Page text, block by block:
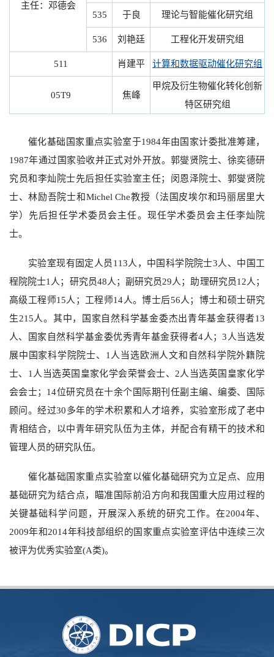
主任：邓德会
535 于良 理论与智能催化研究组
536 刘艳廷 工程化开发研究组
511 肖建平 计算和数据驱动催化研究组
05T9 焦峰
甲烷及衍生物催化转化创新
特区研究组
催化基础国家重点实验室于1984年由国家计委批准筹建，
1987年通过国家验收并正式对外开放。郭燮贤院士、徐奕德研
究员和李灿院士先后担任实验室主任；闵恩泽院士、郭燮贤院
士、林励吾院士和Michel Che教授（法国皮埃尔和玛丽居里大
学）先后担任学术委员会主任。现任学术委员会主任李灿院
士。
实验室现有固定人员113人，中国科学院院士3人、中国工
程院院士1人；研究员48人；副研究员29人；助理研究员12人；
高级工程师15人；工程师14人。博士后56人；博士和硕士研究
生215人。其中，国家自然科学基金委杰出青年基金获得者13
人、国家自然科学基金委优秀青年基金获得者4人；3人当选发
展中国家科学院院士、1人当选欧洲人文和自然科学院外籍院
士、1人当选英国皇家化学会荣誉会士、2人当选英国皇家化学
会会士；14位研究员在十余个国际期刊任副主编、编委、国际
顾问。经过30多年的学术积累和人才培养，实验室形成了老中
青相结合，以中青年研究队伍为主体，并配合有精干的技术和
管理人员的研究队伍。
催化基础国家重点实验室以催化基础研究为立足点、应用
基础研究为结合点，瞄准国际前沿方向和我国重大应用过程的
关键基础科学问题，开展深入系统的研究工作。在2004年、
2009年和2014年科技部组织的国家重点实验室评估中连续三次
被评为优秀实验室(A类)。